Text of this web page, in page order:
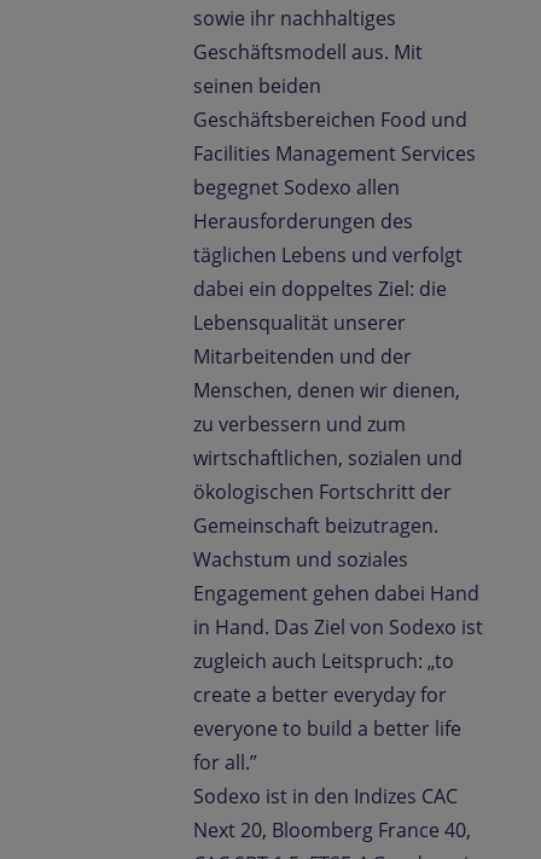
sowie ihr nachhaltiges
Geschäftsmodell aus. Mit
seinen beiden
Geschäftsbereichen Food und
Facilities Management Services
begegnet Sodexo allen
Herausforderungen des
täglichen Lebens und verfolgt
dabei ein doppeltes Ziel: die
Lebensqualität unserer
Mitarbeitenden und der
Menschen, denen wir dienen,
zu verbessern und zum
wirtschaftlichen, sozialen und
ökologischen Fortschritt der
Gemeinschaft beizutragen.
Wachstum und soziales
Engagement gehen dabei Hand
in Hand. Das Ziel von Sodexo ist
zugleich auch Leitspruch: „to
create a better everyday for
everyone to build a better life
for all.”
Sodexo ist in den Indizes CAC
Next 20, Bloomberg France 40,